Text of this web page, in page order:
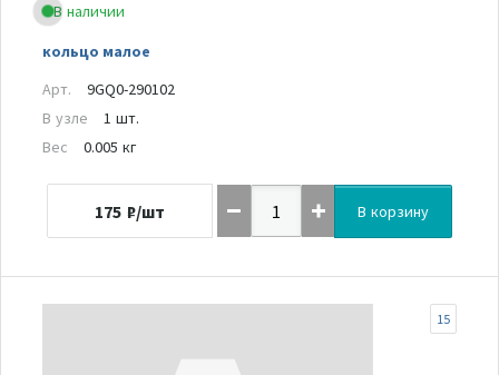
В наличии
кольцо малое
Арт.
9GQ0-290102
В узле
1 шт.
Вес
0.005 кг
175 ₽/шт В корзину
15